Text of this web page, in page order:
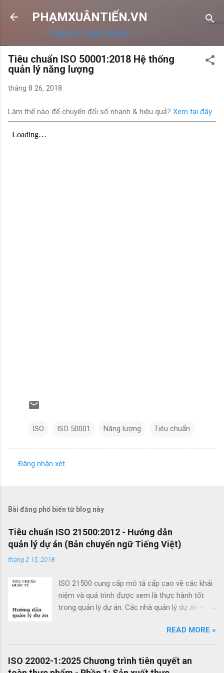
Chuyển đến nội dung chính
PHẠMXUÂNTIẾN.VN
ĐĂNG KÝ OEMS CHATAI
Tiêu chuẩn ISO 50001:2018 Hệ thống
quản lý năng lượng
tháng 8 26, 2018
Làm thế nào để chuyển đổi số nhanh & hiệu quả? Xem tại đây
ISO ISO 50001 Năng lượng Tiêu chuẩn
x
é
t
Đăng nhận xét
Bài đăng phổ biến từ blog này
Tiêu chuẩn ISO 21500:2012 - Hướng dẫn
quản lý dự án (Bản chuyển ngữ Tiếng Việt)
tháng 2 15, 2018
ISO 21500 cung cấp mô tả cấp cao về các khái
niệm và quá trình được xem là thực hành tốt
trong quản lý dự án. Các nhà quản lý dự án mới
nghiệm có thể sử dụng hướng dẫn quản lý dự
án theo tiêu chuẩn này để cải thiện thành công
của dự án và đạt được kết quả kinh doanh. Các
lợi ích của ISO 21500 bao gồm: Khuyến khích
READ MORE »
ISO 22002-1:2025 Chương trình tiên quyết an